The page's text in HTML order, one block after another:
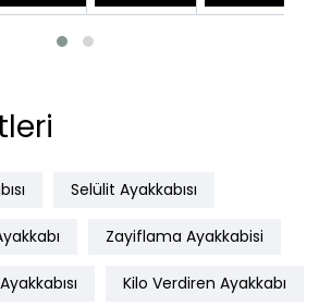
Selülit Ayakkabısı
Zayiflama Ayakkabisi
Kilo Verdiren Ayakkabı